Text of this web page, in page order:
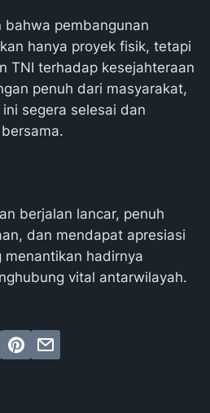
bahwa pembangunan
hanya proyek fisik, tetapi
TNI terhadap kesejahteraan
penuh dari masyarakat,
segera selesai dan
berjalan lancar, penuh
dan mendapat apresiasi
hadirnya
vital antarwilayah.